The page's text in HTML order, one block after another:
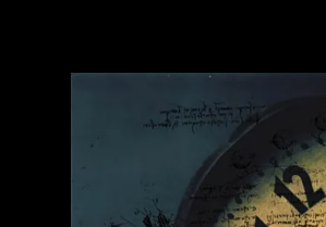
M+藏品
進一步篩選